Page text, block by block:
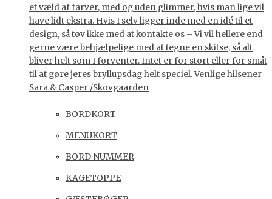
et væld af farver, med og uden glimmer, hvis man lige vil
have lidt ekstra. Hvis I selv ligger inde med en idé til et
design, så tøv ikke med at kontakte os – Vi vil hellere end
gerne være behjælpelige med at tegne en skitse, så alt
bliver helt som I forventer. Intet er for stort eller for småt
til at gøre jeres bryllupsdag helt speciel. Venlige hilsener
Sara & Casper /Skovgaarden
BORDKORT
MENUKORT
BORD NUMMER
KAGETOPPE